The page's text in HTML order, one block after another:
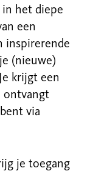
het diepe
een
inspirerende
(nieuwe)
krijgt een
ontvangt
via
je toegang